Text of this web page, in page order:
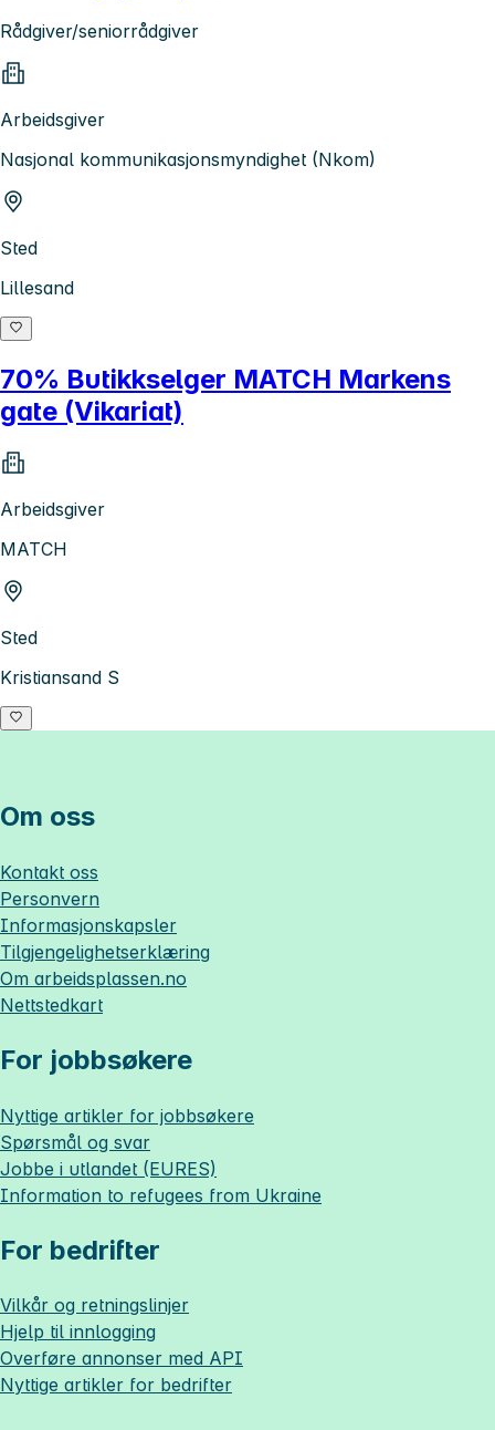
Rådgiver/seniorrådgiver
Arbeidsgiver
Nasjonal kommunikasjonsmyndighet (Nkom)
Sted
Lillesand
70% Butikkselger MATCH Markens
gate (Vikariat)
Arbeidsgiver
MATCH
Sted
Kristiansand S
Om oss
Kontakt oss
Personvern
Informasjonskapsler
Tilgjengelighetserklæring
Om arbeidsplassen.no
Nettstedkart
For jobbsøkere
Nyttige artikler for jobbsøkere
Spørsmål og svar
Jobbe i utlandet (EURES)
Information to refugees from Ukraine
For bedrifter
Vilkår og retningslinjer
Hjelp til innlogging
Overføre annonser med API
Nyttige artikler for bedrifter